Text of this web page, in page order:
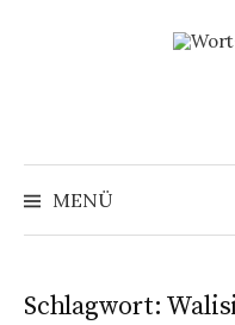
MENÜ
Schlagwort: